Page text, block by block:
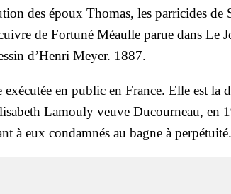
des époux Tho­mas, les par­ri­cides de
de For­tu­né Méaulle parue dans Le
d’Henri Meyer. 1887.
en public en France. Elle est la
Lamou­ly veuve Ducour­neau, en
à eux condam­nés au bagne à per­pé­tui­té.